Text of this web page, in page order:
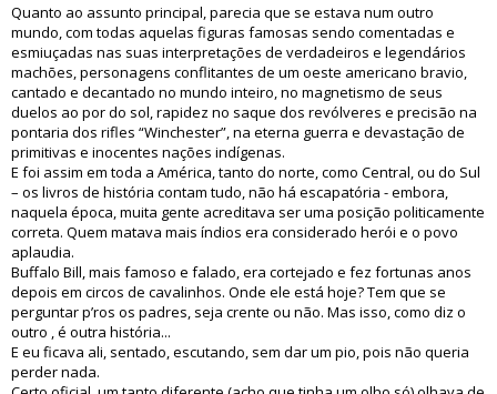
Quanto ao assunto principal, parecia que se estava num outro
mundo, com todas aquelas figuras famosas sendo comentadas e
esmiuçadas nas suas interpretações de verdadeiros e legendários
machões, personagens conflitantes de um oeste americano bravio,
cantado e decantado no mundo inteiro, no magnetismo de seus
duelos ao por do sol, rapidez no saque dos revólveres e precisão na
pontaria dos rifles “Winchester”, na eterna guerra e devastação de
primitivas e inocentes nações indígenas.
E foi assim em toda a América, tanto do norte, como Central, ou do Sul
– os livros de história contam tudo, não há escapatória - embora,
naquela época, muita gente acreditava ser uma posição politicamente
correta. Quem matava mais índios era considerado herói e o povo
aplaudia.
Buffalo Bill, mais famoso e falado, era cortejado e fez fortunas anos
depois em circos de cavalinhos. Onde ele está hoje? Tem que se
perguntar p’ros os padres, seja crente ou não. Mas isso, como diz o
outro , é outra história...
E eu ficava ali, sentado, escutando, sem dar um pio, pois não queria
perder nada.